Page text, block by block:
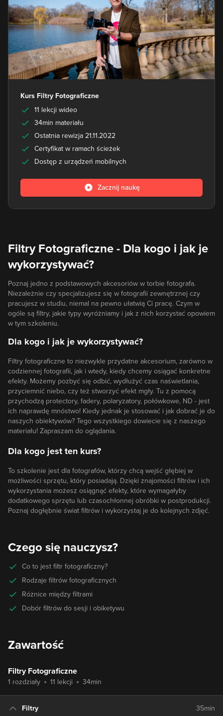
Filtry Fotograficzne - Dla kogo i jak je
wykorzystywać?
Poznaj jedno z podstawowych akcesoriów w torbie fotografa.
Niezależnie czy specjalizujesz się w fotografii zewnętrznej czy
pracujesz w studiu, niemal na pewno ułatwią Ci pracę. Czym w
ogóle są filtry, jakie typy wyróżniamy i jak z nich korzystać opowiem
w tym szkoleniu.
Dla kogo i jak je wykorzystywać?
Filtry fotograficzne to niezwykle przydatne akcesorium, zarówno w
codziennej fotografii, jak i wtedy, kiedy chcemy osiągać konkretne
efekty. Możemy pozbyć się odbić, wydłużyć czas naświetlania,
przyciemnić niebo, czy też stworzyć efekt mgły. Tu z pomocą
przychodzą protectory, fadery, polaryzatory, połówkowe, ND - jest
ich naprawdę mnóstwo! Kiedy jednak je stosować i jak dobrać je do
naszych obiektywów? Tego wszystkiego dowiecie się z naszego
materiału! Zapraszam do oglądania.
Dla kogo jest ten kurs?
To szkolenie jest dla fotografów, którzy chcą wejść głębiej w
możliwości sprzętu, który posiadają. Dzięki znajomości filtrów i ich
wykorzystania możesz osiągnąć efekty, które wymagałyby
dodatkowego sprzętu lub czasochłonnej obróbki w postprodukcji.
Poznaj dogłębnie świat filtrów i wykorzystaj je do kolejnych zdjęć.
Czego się nauczysz?
Co to jest filtr fotograficzny?
Rodzaje filtrów fotograficznych
Różnice między filtrami
Dobór filtrów do sesji i obiketywu
Zawartość
Filtry Fotograficzne
1 rozdziały 11 lekcji 34min
Filtry 35min
Kurs Filtry Fotograficzne
11 lekcji wideo
34min materiału
Ostatnia rewizja 21.11.2022
Certyfikat w ramach ścieżek
Dostęp z urządzeń mobilnych
Zacznij naukę